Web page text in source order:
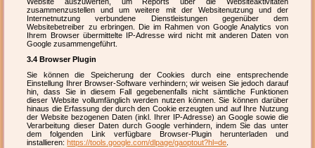
zusammenzustellen und um weitere mit der Websitenutzung und der
Internetnutzung verbundene Dienstleistungen gegenüber dem
Websitebetreiber zu erbringen. Die im Rahmen von Google Analytics von
Ihrem Browser übermittelte IP-Adresse wird nicht mit anderen Daten von
Google zusammengeführt.
3.4 Browser Plugin
Sie können die Speicherung der Cookies durch eine entsprechende
Einstellung Ihrer Browser-Software verhindern; wir weisen Sie jedoch darauf
hin, dass Sie in diesem Fall gegebenenfalls nicht sämtliche Funktionen
dieser Website vollumfänglich werden nutzen können. Sie können darüber
hinaus die Erfassung der durch den Cookie erzeugten und auf Ihre Nutzung
der Website bezogenen Daten (inkl. Ihrer IP-Adresse) an Google sowie die
Verarbeitung dieser Daten durch Google verhindern, indem Sie das unter
dem folgenden Link verfügbare Browser-Plugin herunterladen und
installieren: https://tools.google.com/dlpage/gaoptout?hl=de